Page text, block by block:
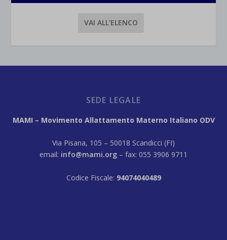
VAI ALL’ELENCO
SEDE LEGALE
MAMI – Movimento Allattamento Materno Italiano ODV
Via Pisana, 105 – 50018 Scandicci (FI)
email: info@mami.org – fax: 055 3906 9711
Codice Fiscale: 94074040489